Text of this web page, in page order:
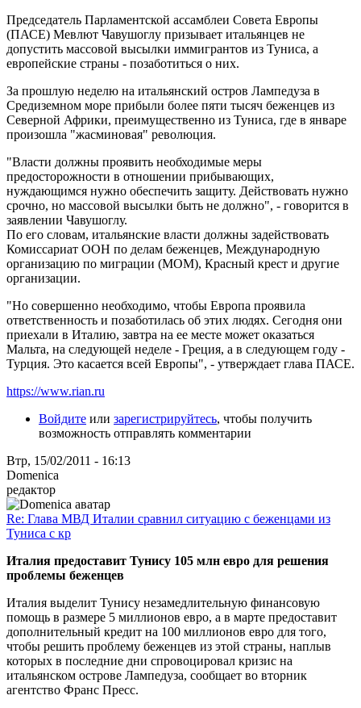
Председатель Парламентской ассамблеи Совета Европы
(ПАСЕ) Мевлют Чавушоглу призывает итальянцев не
допустить массовой высылки иммигрантов из Туниса, а
европейские страны - позаботиться о них.
За прошлую неделю на итальянский остров Лампедуза в
Средиземном море прибыли более пяти тысяч беженцев из
Северной Африки, преимущественно из Туниса, где в январе
произошла "жасминовая" революция.
"Власти должны проявить необходимые меры
предосторожности в отношении прибывающих,
нуждающимся нужно обеспечить защиту. Действовать нужно
срочно, но массовой высылки быть не должно", - говорится в
заявлении Чавушоглу.
По его словам, итальянские власти должны задействовать
Комиссариат ООН по делам беженцев, Международную
организацию по миграции (МОМ), Красный крест и другие
организации.
"Но совершенно необходимо, чтобы Европа проявила
ответственность и позаботилась об этих людях. Сегодня они
приехали в Италию, завтра на ее месте может оказаться
Мальта, на следующей неделе - Греция, а в следующем году -
Турция. Это касается всей Европы", - утверждает глава ПАСЕ.
https://www.rian.ru
Войдите или зарегистрируйтесь, чтобы получить
возможность отправлять комментарии
Втр, 15/02/2011 - 16:13
Domenica
редактор
Re: Глава МВД Италии сравнил ситуацию с беженцами из
Туниса с кр
Италия предоставит Тунису 105 млн евро для решения
проблемы беженцев
Италия выделит Тунису незамедлительную финансовую
помощь в размере 5 миллионов евро, а в марте предоставит
дополнительный кредит на 100 миллионов евро для того,
чтобы решить проблему беженцев из этой страны, наплыв
которых в последние дни спровоцировал кризис на
итальянском острове Лампедуза, сообщает во вторник
агентство Франс Пресс.